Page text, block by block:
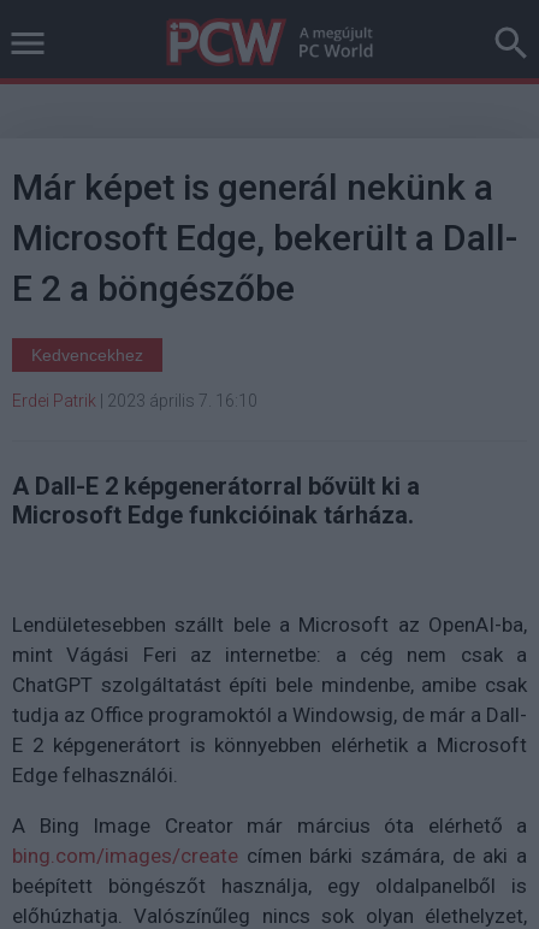
Már képet is generál nekünk a
Microsoft Edge, bekerült a Dall-
E 2 a böngészőbe
Kedvencekhez
Erdei Patrik 2023 április 7. 16:10
A Dall-E 2 képgenerátorral bővült ki a
Microsoft Edge funkcióinak tárháza.
Lendületesebben szállt bele a Microsoft az OpenAI-ba,
mint Vágási Feri az internetbe: a cég nem csak a
ChatGPT szolgáltatást építi bele mindenbe, amibe csak
tudja az Office programoktól a Windowsig, de már a Dall-
E 2 képgenerátort is könnyebben elérhetik a Microsoft
Edge felhasználói.
A Bing Image Creator már március óta elérhető a
bing.com/images/create címen bárki számára, de aki a
beépített böngészőt használja, egy oldalpanelből is
előhúzhatja. Valószínűleg nincs sok olyan élethelyzet,